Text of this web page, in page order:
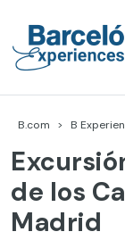
content
B.com B
de los
Madrid